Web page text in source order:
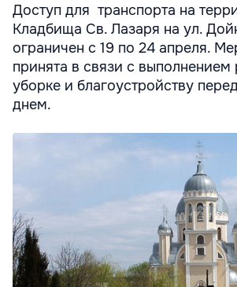
Доступ для транспорта на
Кладбища Св. Лазаря на ул.
ограничен с 19 по 24 апреля.
принята в связи с выполнением
уборке и благоустройству
днем.